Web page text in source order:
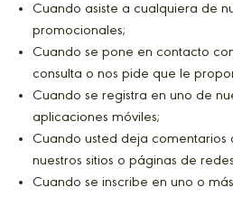
Cuando asiste a cualquiera de
promocionales;
Cuando se pone en contacto
consulta o nos pide que le
Cuando se registra en uno de
aplicaciones móviles;
Cuando usted deja comentarios
nuestros sitios o páginas de
Cuando se inscribe en uno o